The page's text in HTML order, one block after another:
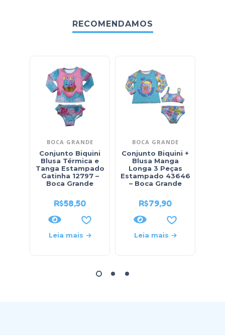
RECOMENDAMOS
BOCA GRANDE
Conjunto Biquini
Blusa Térmica e
Tanga Estampado
Gatinha 12797 –
Boca Grande
R$58,50
Leia mais
BOCA GRANDE
Conjunto Biquini +
Blusa Manga
Longa 3 Peças
Estampado 43646
– Boca Grande
R$79,90
Leia mais